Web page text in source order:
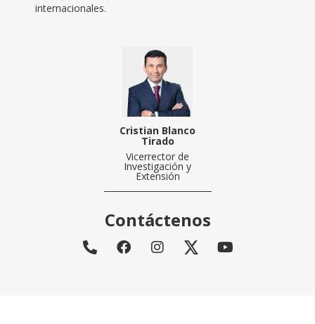
internacionales.
Cristian Blanco
Tirado
Vicerrector de
Investigación y
Extensión
Contáctenos